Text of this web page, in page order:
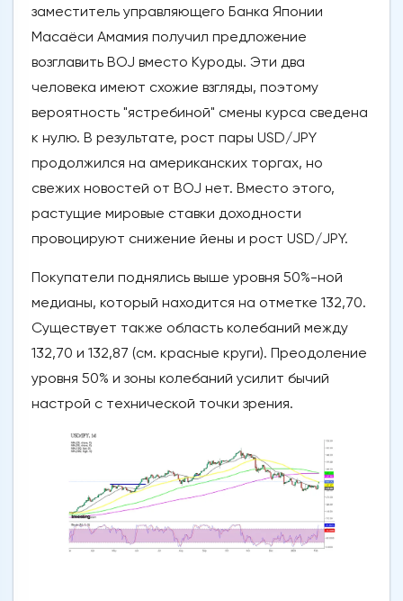
заместитель управляющего Банка Японии
Масаёси Амамия получил предложение
возглавить BOJ вместо Куроды. Эти два
человека имеют схожие взгляды, поэтому
вероятность "ястребиной" смены курса сведена
к нулю. В результате, рост пары USD/JPY
продолжился на американских торгах, но
свежих новостей от BOJ нет. Вместо этого,
растущие мировые ставки доходности
провоцируют снижение йены и рост USD/JPY.
Покупатели поднялись выше уровня 50%-ной
медианы, который находится на отметке 132,70.
Существует также область колебаний между
132,70 и 132,87 (см. красные круги). Преодоление
уровня 50% и зоны колебаний усилит бычий
настрой с технической точки зрения.